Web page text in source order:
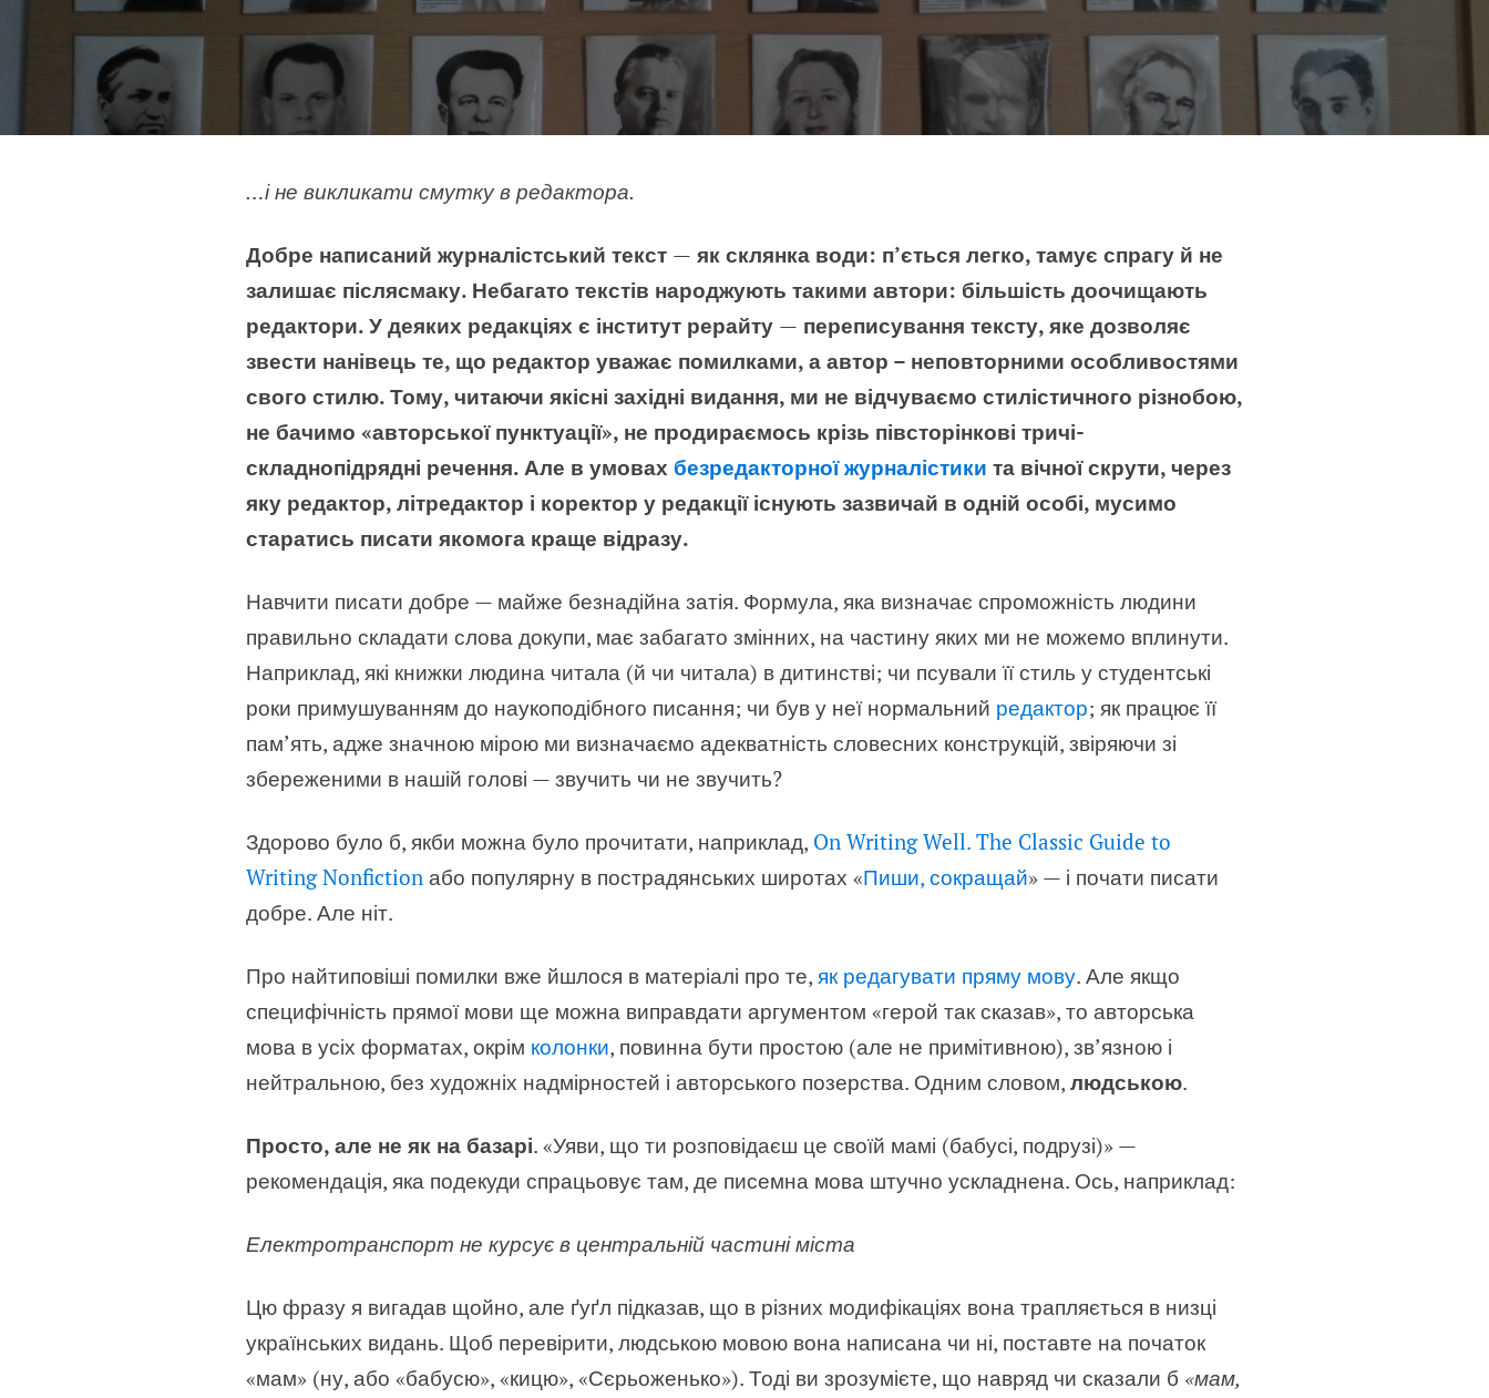
…і не викликати смутку в редактора.
Добре написаний журналістський текст — як склянка води: п’ється легко, тамує спрагу й не
залишає післясмаку. Небагато текстів народжують такими автори: більшість доочищають
редактори. У деяких редакціях є інститут рерайту — переписування тексту, яке дозволяє
звести нанівець те, що редактор уважає помилками, а автор – неповторними особливостями
свого стилю. Тому, читаючи якісні західні видання, ми не відчуваємо стилістичного різнобою,
не бачимо «авторської пунктуації», не продираємось крізь півсторінкові тричі-
складнопідрядні речення. Але в умовах безредакторної журналістики та вічної скрути, через
яку редактор, літредактор і коректор у редакції існують зазвичай в одній особі, мусимо
старатись писати якомога краще відразу.
Навчити писати добре — майже безнадійна затія. Формула, яка визначає спроможність людини
правильно складати слова докупи, має забагато змінних, на частину яких ми не можемо вплинути.
Наприклад, які книжки людина читала (й чи читала) в дитинстві; чи псували її стиль у студентські
роки примушуванням до наукоподібного писання; чи був у неї нормальний редактор; як працює її
пам’ять, адже значною мірою ми визначаємо адекватність словесних конструкцій, звіряючи зі
збереженими в нашій голові — звучить чи не звучить?
Здорово було б, якби можна було прочитати, наприклад, On Writing Well. The Classic Guide to
Writing Nonfiction або популярну в пострадянських широтах «Пиши, сокращай» — і почати писати
добре. Але ніт.
Про найтиповіші помилки вже йшлося в матеріалі про те, як редагувати пряму мову. Але якщо
специфічність прямої мови ще можна виправдати аргументом «герой так сказав», то авторська
мова в усіх форматах, окрім колонки, повинна бути простою (але не примітивною), зв’язною і
нейтральною, без художніх надмірностей і авторського позерства. Одним словом, людською.
Просто, але не як на базарі. «Уяви, що ти розповідаєш це своїй мамі (бабусі, подрузі)» —
рекомендація, яка подекуди спрацьовує там, де писемна мова штучно ускладнена. Ось, наприклад:
Електротранспорт не курсує в центральній частині міста
Цю фразу я вигадав щойно, але ґуґл підказав, що в різних модифікаціях вона трапляється в низці
українських видань. Щоб перевірити, людською мовою вона написана чи ні, поставте на початок
«мам» (ну, або «бабусю», «кицю», «Сєрьоженько»). Тоді ви зрозумієте, що навряд чи сказали б «мам,